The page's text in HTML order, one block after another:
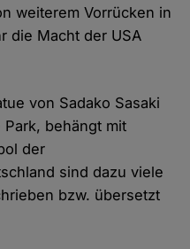
weiterem Vorrücken in
die Macht der USA
von Sadako Sasaki
behängt mit
der
sind dazu viele
bzw. übersetzt